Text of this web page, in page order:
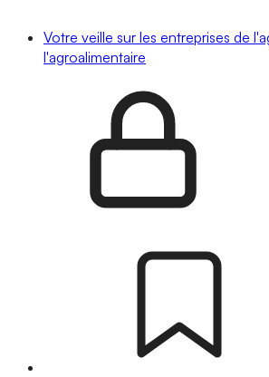
Votre veille sur les entreprises de
l'agroalimentaire